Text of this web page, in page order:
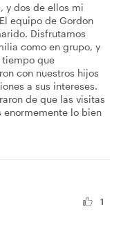
y dos de ellos mi
equipo de Gordon
Disfrutamos
como en grupo, y
tiempo que
con nuestros hijos
a sus intereses.
de que las visitas
enormemente lo bien
1